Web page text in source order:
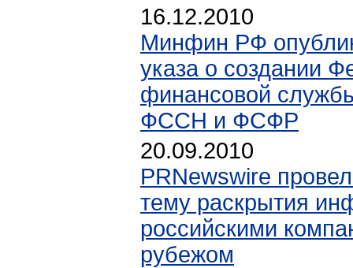
16.12.2010
Минфин РФ
указа о создании
финансовой
ФССН и ФСФР
20.09.2010
PRNewswire
тему раскрытия
российскими
рубежом